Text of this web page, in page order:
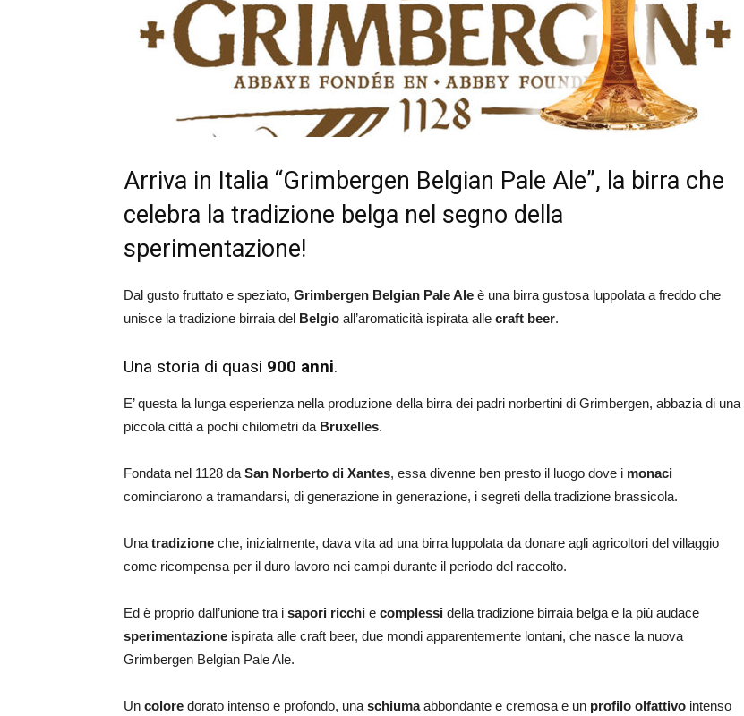
Arriva in Italia “Grimbergen Belgian Pale Ale”, la birra che
celebra la tradizione belga nel segno della
sperimentazione!
Dal gusto fruttato e speziato, Grimbergen Belgian Pale Ale è una birra gustosa luppolata a freddo che
unisce la tradizione birraia del Belgio all’aromaticità ispirata alle craft beer.
Una storia di quasi 900 anni.
E’ questa la lunga esperienza nella produzione della birra dei padri norbertini di Grimbergen, abbazia di una
piccola città a pochi chilometri da Bruxelles.
Fondata nel 1128 da San Norberto di Xantes, essa divenne ben presto il luogo dove i monaci
cominciarono a tramandarsi, di generazione in generazione, i segreti della tradizione brassicola.
Una tradizione che, inizialmente, dava vita ad una birra luppolata da donare agli agricoltori del villaggio
come ricompensa per il duro lavoro nei campi durante il periodo del raccolto.
Ed è proprio dall’unione tra i sapori ricchi e complessi della tradizione birraia belga e la più audace
sperimentazione ispirata alle craft beer, due mondi apparentemente lontani, che nasce la nuova
Grimbergen Belgian Pale Ale.
Un colore dorato intenso e profondo, una schiumaabbondante e cremosa e un profilo olfattivo intenso